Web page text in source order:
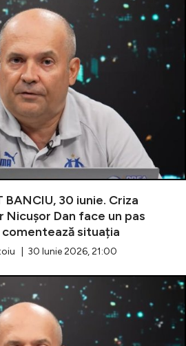
BANCIU, 30 iunie. Criza
Nicușor Dan face un pas
comentează situația
| 30 Iunie 2026, 21:00